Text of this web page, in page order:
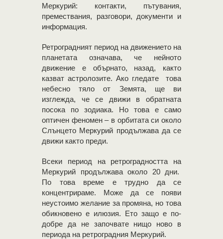
Меркурий: контакти, пътувания,
премествания, разговори, документи и
информация.
Ретроградният период на движението на
планетата означава, че нейното
движение е обърнато, назад, както
казват астролозите. Ако гледате това
небесно тяло от Земята, ще ви
изглежда, че се движи в обратната
посока по зодиака. Но това е само
оптичен феномен – в орбитата си около
Слънцето Меркурий продължава да се
движи както преди.
Всеки период на ретроградността на
Меркурий продължава около 20 дни.
По това време е трудно да се
концентрираме. Може да се появи
неустоимо желание за промяна, но това
обикновено е илюзия. Ето защо е по-
добре да не започвате нищо ново в
периода на ретроградния Меркурий.